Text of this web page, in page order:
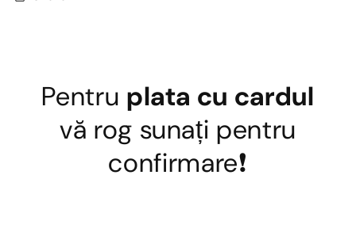
Pentru plata cu cardul
vă rog sunați pentru
confirmare❗